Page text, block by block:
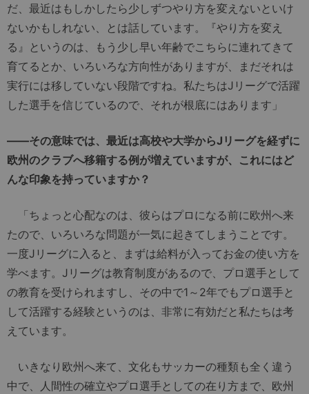
だ、最近はもしかしたら少しずつやり方を変えないといけ
ないかもしれない、とは話しています。『やり方を変え
る』というのは、もう少し早い年齢でこちらに連れてきて
育てるとか、いろいろな方向性がありますが、まだそれは
実行には移していない段階ですね。私たちはJリーグで活躍
した選手を信じているので、それが根底にはあります」
――その意味では、最近は高校や大学からJリーグを経ずに
欧州のクラブへ移籍する例が増えていますが、これにはど
んな印象を持っていますか？
「ちょっと心配なのは、彼らはプロになる前に欧州へ来
たので、いろいろな問題が一気に起きてしまうことです。
一度Jリーグに入ると、まずは給料が入ってお金の使い方を
学べます。Jリーグは教育制度があるので、プロ選手として
の教育を受けられますし、その中で1～2年でもプロ選手と
して活躍する経験というのは、非常に有効だと私たちは考
えています。
いきなり欧州へ来て、文化もサッカーの種類も全く違う
中で、人間性の確立やプロ選手としての在り方まで、欧州